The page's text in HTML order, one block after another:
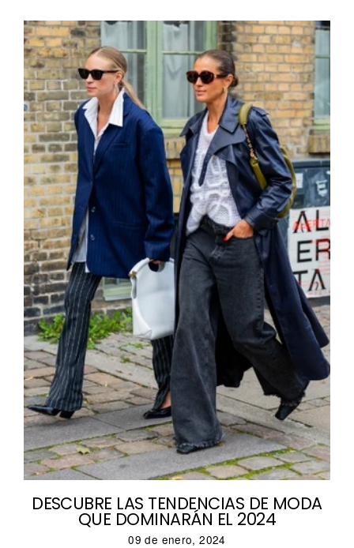
DESCUBRE LAS TENDENCIAS DE MODA
QUE DOMINARÁN EL 2024
09 de enero, 2024